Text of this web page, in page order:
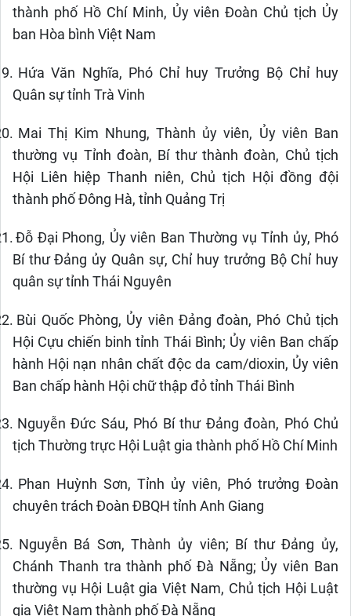
thành phố Hồ Chí Minh, Ủy viên Đoàn Chủ tịch Ủy
ban Hòa bình Việt Nam
Hứa Văn Nghĩa, Phó Chỉ huy Trưởng Bộ Chỉ huy
Quân sự tỉnh Trà Vinh
Mai Thị Kim Nhung, Thành ủy viên, Ủy viên Ban
thường vụ Tỉnh đoàn, Bí thư thành đoàn, Chủ tịch
Hội Liên hiệp Thanh niên, Chủ tịch Hội đồng đội
thành phố Đông Hà, tỉnh Quảng Trị
Đỗ Đại Phong, Ủy viên Ban Thường vụ Tỉnh ủy, Phó
Bí thư Đảng ủy Quân sự, Chỉ huy trưởng Bộ Chỉ huy
quân sự tỉnh Thái Nguyên
Bùi Quốc Phòng, Ủy viên Đảng đoàn, Phó Chủ tịch
Hội Cựu chiến binh tỉnh Thái Bình; Ủy viên Ban chấp
hành Hội nạn nhân chất độc da cam/dioxin, Ủy viên
Ban chấp hành Hội chữ thập đỏ tỉnh Thái Bình
Nguyễn Đức Sáu, Phó Bí thư Đảng đoàn, Phó Chủ
tịch Thường trực Hội Luật gia thành phố Hồ Chí Minh
Phan Huỳnh Sơn, Tỉnh ủy viên, Phó trưởng Đoàn
chuyên trách Đoàn ĐBQH tỉnh Anh Giang
Nguyễn Bá Sơn, Thành ủy viên; Bí thư Đảng ủy,
Chánh Thanh tra thành phố Đà Nẵng; Ủy viên Ban
thường vụ Hội Luật gia Việt Nam, Chủ tịch Hội Luật
gia Việt Nam thành phố Đà Nẵng